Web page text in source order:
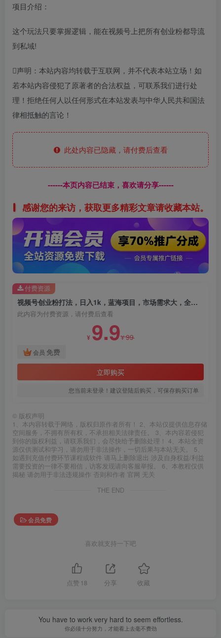
项目介绍：
这个玩法只要掌握逻辑，能在视频号上把所有创业粉都导流
到私域!
声明：本站内容均转载于互联网，并不代表本站立场！如
若本站内容侵犯了原著者的合法权益，可联系我们进行处
理！拒绝任何人以任何形式在本站发表与中华人民共和国法
律相抵触的言论！
此处内容已隐藏，请付费后查看
------本页内容已结束，喜欢请分享------
感谢您的来访，获取更多精彩文章请收藏本站。
视频号创业粉打法，日入1k，蓝海项目，市场需求大，全程无脑操作，可复制
此内容为付费资源，请付费后查看
¥ 9.9¥99
会员 免费
立即购买
您当前未登录！建议登陆后购买，可保存购买订单
付费资源
© 版权声明
1、本内容转载于网络，版权归原作者所有！ 2、本站仅提供信息存储
空间服务，不拥有所有权，不承担相关法律责任。 3、本内容若侵犯
到你的版权利益，请联系我们，会尽快给予删除处理！ 4、本站全资
源仅供测试和学习，请勿用于非法操作，一切后果与本站无关。 5、
如遇到充值付费环节课程或软件 请马上删除退出 涉及自身权益/利益
需要投资的一律不要相信，访客发现请向客服举报。 6、本教程仅供
揭秘 请勿用于非法违规操作 否则和作者 官网 无关
THE END
会员免费
喜欢就支持一下吧
点赞 18 分享 收藏
You have to work very hard to seem effortless.
你必须十分努力，才能看上去毫不费劲